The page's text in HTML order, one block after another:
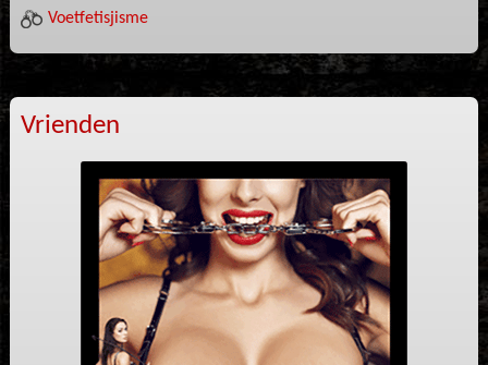
Voetfetisjisme
Vrienden